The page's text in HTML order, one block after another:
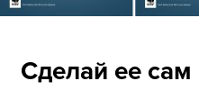
Сделай ее сам